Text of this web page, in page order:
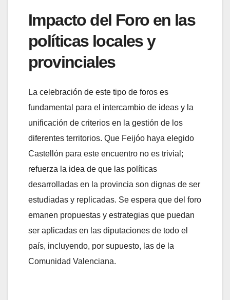
Impacto del Foro en las
políticas locales y
provinciales
La celebración de este tipo de foros es
fundamental para el intercambio de ideas y la
unificación de criterios en la gestión de los
diferentes territorios. Que Feijóo haya elegido
Castellón para este encuentro no es trivial;
refuerza la idea de que las políticas
desarrolladas en la provincia son dignas de ser
estudiadas y replicadas. Se espera que del foro
emanen propuestas y estrategias que puedan
ser aplicadas en las diputaciones de todo el
país, incluyendo, por supuesto, las de la
Comunidad Valenciana.